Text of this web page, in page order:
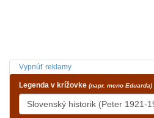
Vypnúť reklamy
Legenda v krížovke (napr. meno Eduarda)